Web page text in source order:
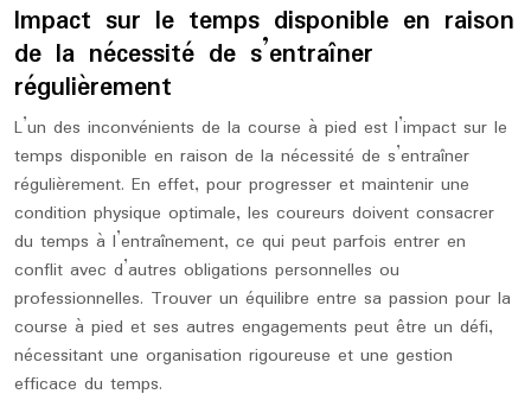
Impact sur le temps disponible en raison
de la nécessité de s’entraîner
régulièrement
L’un des inconvénients de la course à pied est l’impact sur le
temps disponible en raison de la nécessité de s’entraîner
régulièrement. En effet, pour progresser et maintenir une
condition physique optimale, les coureurs doivent consacrer
du temps à l’entraînement, ce qui peut parfois entrer en
conflit avec d’autres obligations personnelles ou
professionnelles. Trouver un équilibre entre sa passion pour la
course à pied et ses autres engagements peut être un défi,
nécessitant une organisation rigoureuse et une gestion
efficace du temps.